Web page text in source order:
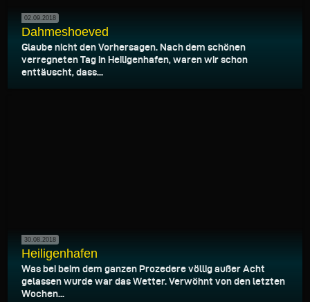
02.09.2018
Dahmeshoeved
Glaube nicht den Vorhersagen. Nach dem schönen
verregneten Tag in Heiligenhafen, waren wir schon
enttäuscht, dass...
30.08.2018
Heiligenhafen
Was bei beim dem ganzen Prozedere völlig außer Acht
gelassen wurde war das Wetter. Verwöhnt von den letzten
Wochen...